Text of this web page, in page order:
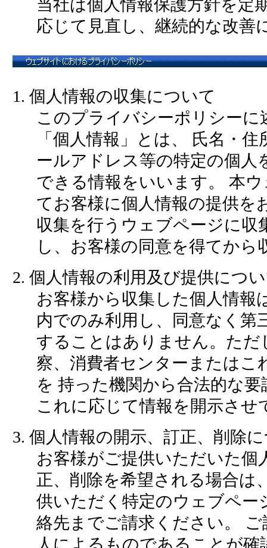
当社は個人情報保護方針を定
応じて見直し、継続的な改善
1. 個人情報の収集について
このプライバシーポリシーに
「個人情報」とは、 氏名・
ールアドレス等の特定の個人
できる情報をいいます。 本
てお客様に個人情報の提供を
収集を行うウェブページに収
し、お客様の同意を得てから
2. 個人情報の利用及び提供につ
お客様から収集した個人情報
内でのみ利用し、同意なく第
することはありません。ただ
察、消費者センターまたはこ
を 持った機関から合法的な
これに応じて情報を開示させ
3. 個人情報の開示、訂正、削除
お客様がご提供いただいた個
正、削除を希望される場合は
供いただく特定のウェブペー
絡先までご請求ください。
人によるものであることが確